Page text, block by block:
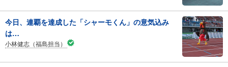
今日、連覇を達成した「シャーモくん」の意気込み
は…
小林健志（福島担当）